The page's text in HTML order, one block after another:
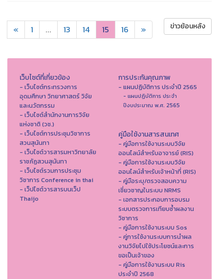
« 1 ... 13 14 15 16 » ข่าวย้อนหลัง
เว็บไซต์ที่เกี่ยวข้อง
- เว็บไซต์กระทรวงการ
อุดมศึกษา วิทยาศาสตร์ วิจัย
และนวัตกรรม
- เว็บไซต์สำนักงานการวิจัย
แห่งชาติ (วช.)
- เว็บไซต์การประชุมวิชาการ
สวนสุนันทา
- เว็บไซต์วารสารมหาวิทยาลัย
ราชภัฏสวนสุนันทา
- เว็บไซต์รวมการประชุม
วิชาการ Conference in thai
- เว็ปไซต์วารสารบนเว็ป
Thaijo
การประกันคุณภาพ
- แผนปฏิบัติการ ประจำปี 2565
- แผนปฏิบัติการ ประจำ
ปีงบประมาณ พ.ศ. 2565
คู่มือใช้งานสารสนเทศ
- คู่มือการใช้งานระบบวิจัย
ออนไลน์สำหรับอาจารย์ (RIS)
- คู่มือการใช้งานระบบวิจัย
ออนไลน์สำหรับเจ้าหน้าที่ (RIS)
- คู่มือระบุ/ตรวจสอบความ
เชี่ยวชาญในระบบ NRMS
- เอกสารประกอบการอบรม
ระบบตรวจการเทียบซ้ำผลงาน
วิชาการ
- คู่มือการใช้งานระบบ Sos
- คู่การใช้งานระบบการนำผล
งานวิจัยไปใช้ประโยชน์และการ
ขอเป็นเจ้าของ
- คู่มือการใช้งานระบบ Ris
ประจำปี 2568